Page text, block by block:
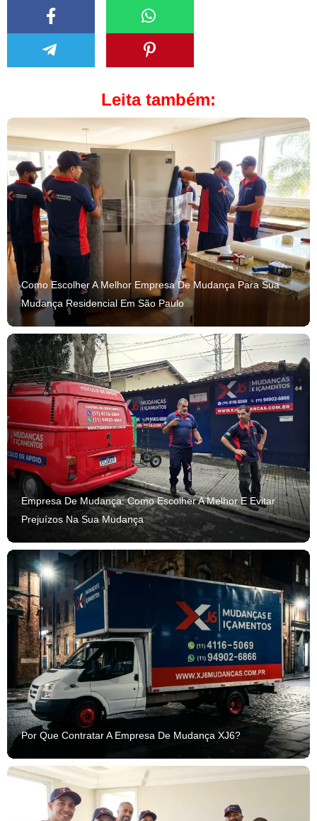
Leita também:
Como Escolher A Melhor Empresa De Mudança Para Sua
Mudança Residencial Em São Paulo
Empresa De Mudança: Como Escolher A Melhor E Evitar
Prejuízos Na Sua Mudança
Por Que Contratar A Empresa De Mudança XJ6?